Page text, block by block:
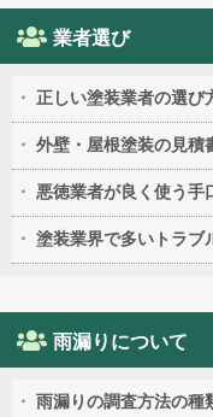
業者選び
正しい塗装業者の選び
外壁・屋根塗装の見積
悪徳業者が良く使う手
塗装業界で多いトラブ
雨漏りについて
雨漏りの調査方法の種